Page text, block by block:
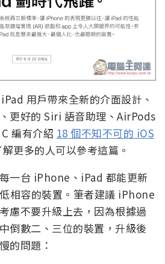
用戶帶來全新的介面設計、
更好的 Siri 語音助理、AirPods
編有介紹 18 個不知不可的 iOS
解更多的人可以參考這篇。
一台 iPhone、iPad 都能更新
相容的裝置。筆者建議 iPhone
慮不要升級上去，因為根據過
倒數二、三位的裝置，升級後
的問題：